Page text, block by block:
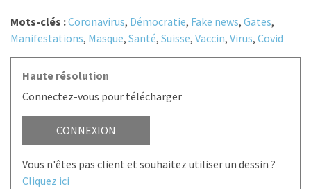
Mots-clés :Coronavirus, Démocratie, Fake news, Gates,
Manifestations, Masque, Santé, Suisse, Vaccin, Virus, Covid
Haute résolution
Connectez-vous pour télécharger
CONNEXION
Vous n'êtes pas client et souhaitez utiliser un dessin ?
Cliquez ici